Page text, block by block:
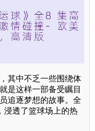
其中不乏一些围绕体
是这样一部备受瞩目
追逐梦想的故事。全
浸透了篮球场上的热